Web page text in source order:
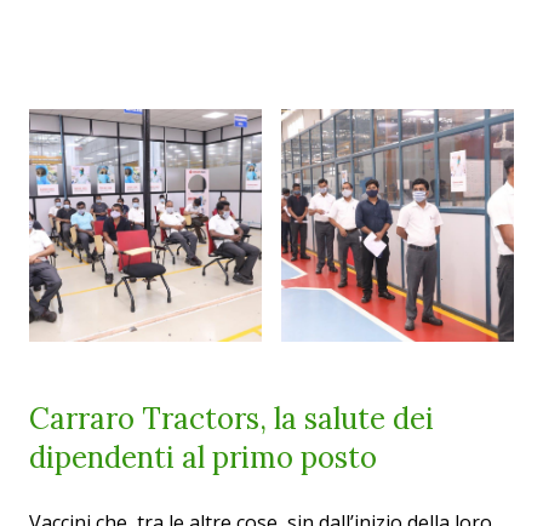
Carraro Tractors, la salute dei
dipendenti al primo posto